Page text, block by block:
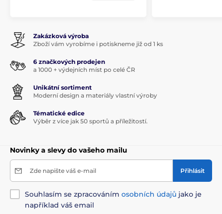
Zakázková výroba
Zboží vám vyrobíme i potiskneme již od 1 ks
6 značkových prodejen
a 1000 + výdejních míst po celé ČR
Unikátní sortiment
Moderní design a materiály vlastní výroby
Tématické edice
Výběr z více jak 50 sportů a příležitostí.
Novinky a slevy do vašeho mailu
Zde napište váš e-mail Přihlásit
Souhlasím se zpracováním osobních údajů jako je
například váš email